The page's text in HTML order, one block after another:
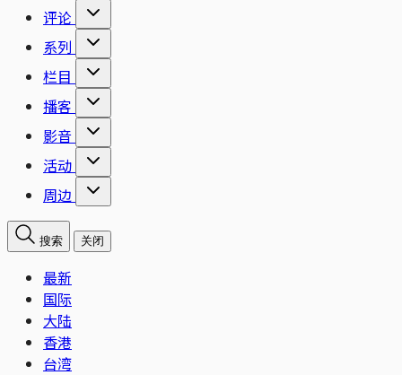
评论
系列
栏目
播客
影音
活动
周边
搜索 关闭
最新
国际
大陆
香港
台湾